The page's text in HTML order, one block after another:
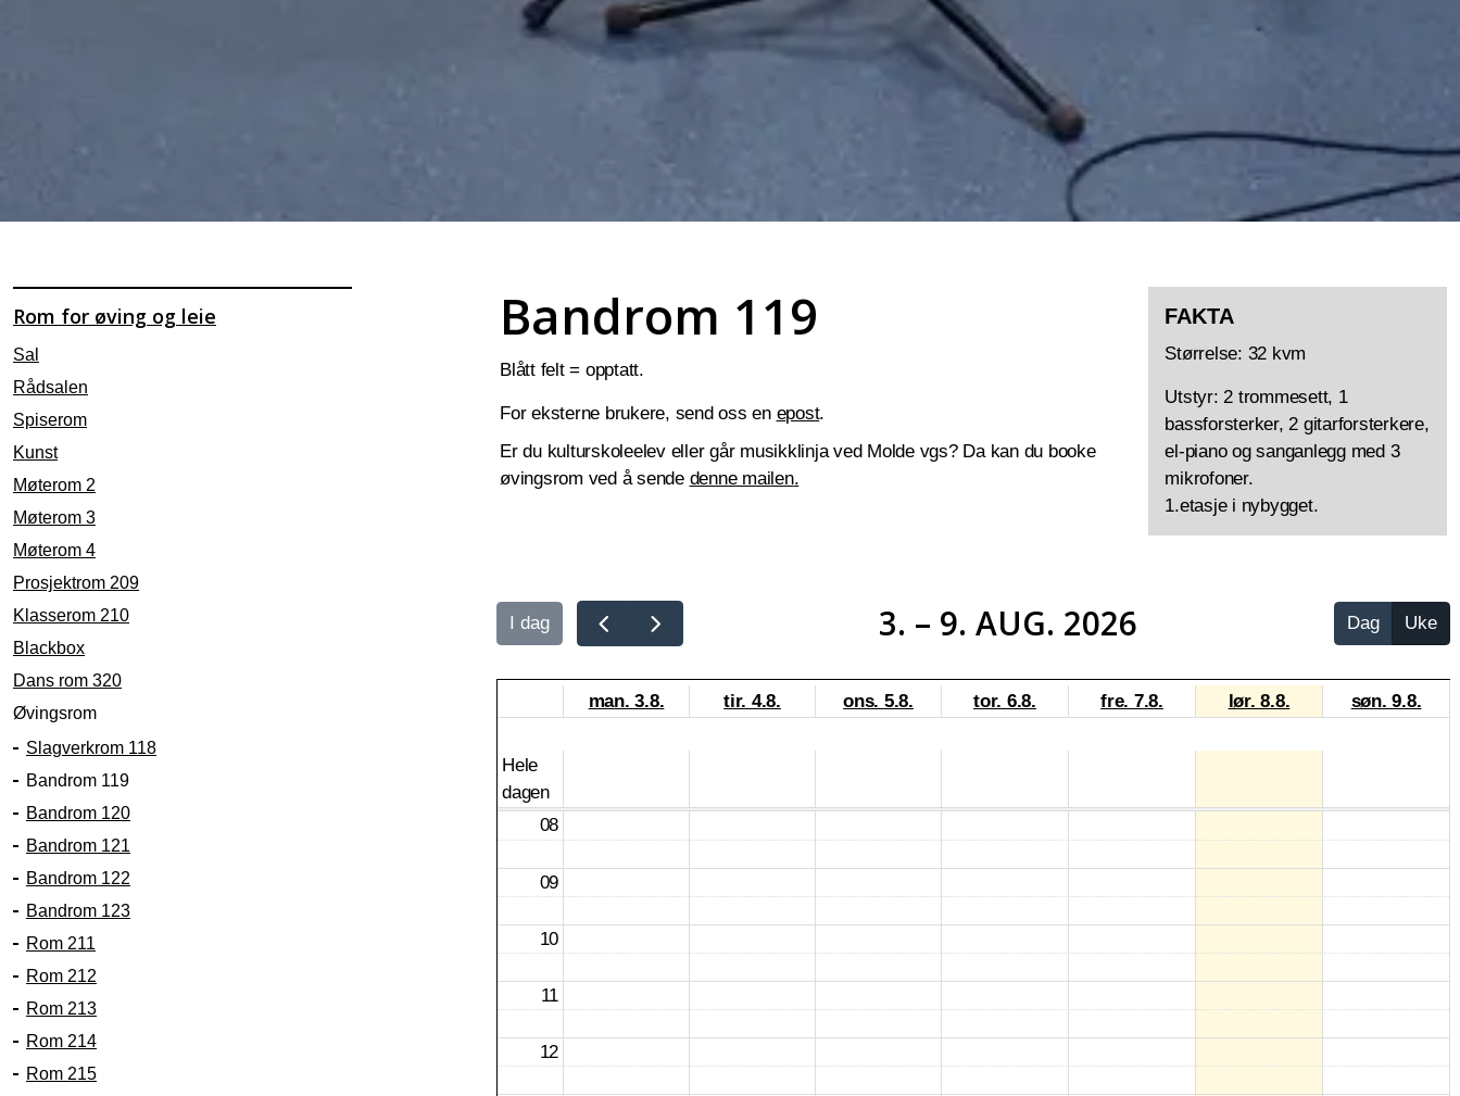
Bandrom 119
Blått felt = opptatt.
For eksterne brukere, send oss en epost.
Er du kulturskoleelev eller går musikklinja ved Molde vgs? Da kan du booke
øvingsrom ved å sende denne mailen.
FAKTA
Størrelse: 32 kvm
Utstyr: 2 trommesett, 1
bassforsterker, 2 gitarforsterkere,
el-piano og sanganlegg med 3
mikrofoner.
1.etasje i nybygget.
I dag 3. – 9. AUG. 2026 Dag Uke
man. 3.8. tir. 4.8. ons. 5.8. tor. 6.8. fre. 7.8. lør. 8.8. søn. 9.8.
Hele
dagen
08
09
10
11
12
Rom for øving og leie
Sal
Rådsalen
Spiserom
Kunst
Møterom 2
Møterom 3
Møterom 4
Prosjektrom 209
Klasserom 210
Blackbox
Dans rom 320
Øvingsrom
Slagverkrom 118
Bandrom 119
Bandrom 120
Bandrom 121
Bandrom 122
Bandrom 123
Rom 211
Rom 212
Rom 213
Rom 214
Rom 215